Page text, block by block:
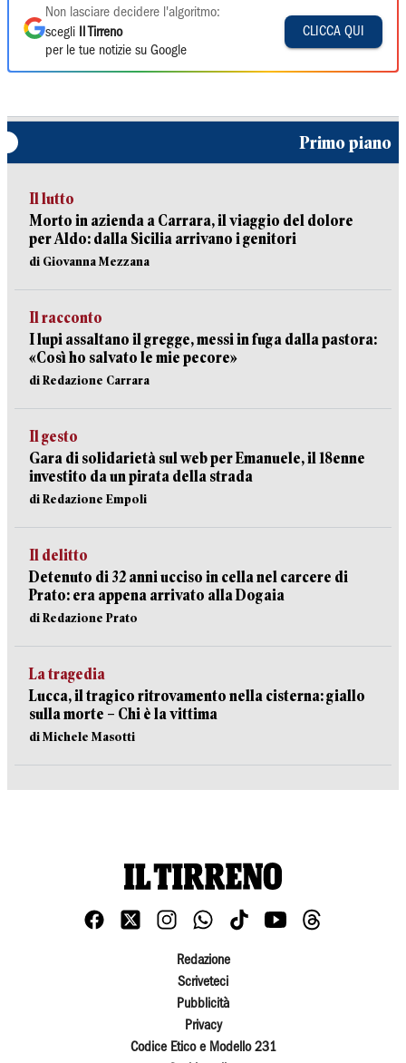
Non lasciare decidere l'algoritmo:
scegli
Il Tirreno
per le tue notizie su Google
CLICCA QUI
Primo piano
Il lutto
Morto in azienda a Carrara, il viaggio del dolore
per Aldo: dalla Sicilia arrivano i genitori
di Giovanna Mezzana
Il racconto
I lupi assaltano il gregge, messi in fuga dalla pastora:
«Così ho salvato le mie pecore»
di Redazione Carrara
Il gesto
Gara di solidarietà sul web per Emanuele, il 18enne
investito da un pirata della strada
di Redazione Empoli
Il delitto
Detenuto di 32 anni ucciso in cella nel carcere di
Prato: era appena arrivato alla Dogaia
di Redazione Prato
La tragedia
Lucca, il tragico ritrovamento nella cisterna: giallo
sulla morte – Chi è la vittima
di Michele Masotti
Redazione
Scriveteci
Pubblicità
Privacy
Codice Etico e Modello 231